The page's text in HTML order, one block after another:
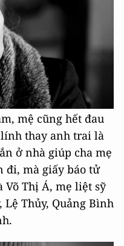
mệ cũng hết đau
thay anh trai là
ở nhà giúp cha mẹ
đi, mà giấy báo tử
Võ Thị Á, mẹ liệt sỹ
Lệ Thủy, Quảng Bình